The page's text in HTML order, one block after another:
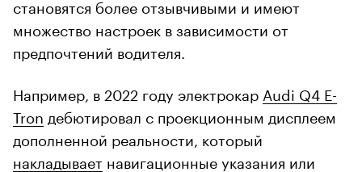
становятся более отзывчивыми и имеют
множество настроек в зависимости от
предпочтений водителя.
Например, в 2022 году электрокар Audi Q4 E-
Tron дебютировал с проекционным дисплеем
дополненной реальности, который
накладывает навигационные указания или